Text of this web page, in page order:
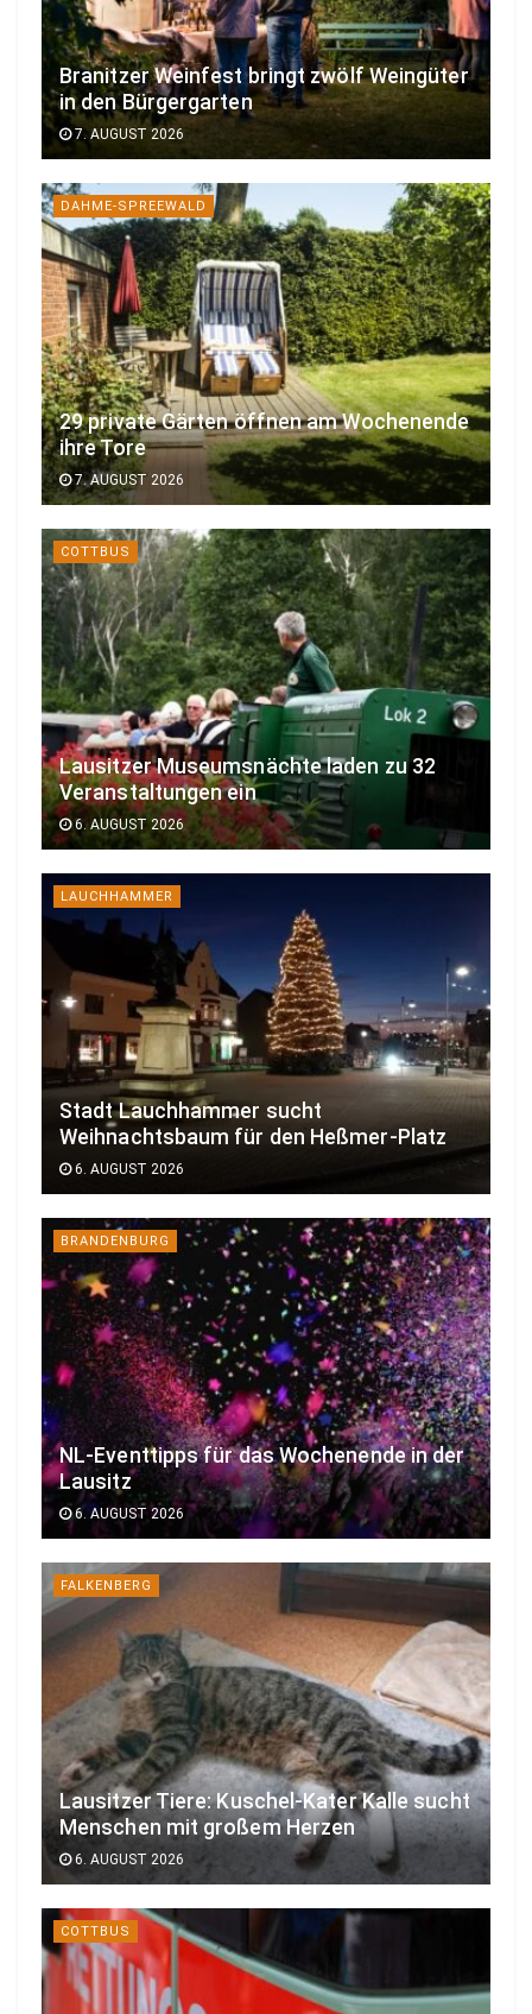
Branitzer Weinfest bringt zwölf Weingüter
in den Bürgergarten
7. AUGUST 2026
DAHME-SPREEWALD
29 private Gärten öffnen am Wochenende
ihre Tore
7. AUGUST 2026
COTTBUS
Lausitzer Museumsnächte laden zu 32
Veranstaltungen ein
6. AUGUST 2026
LAUCHHAMMER
Stadt Lauchhammer sucht
Weihnachtsbaum für den Heßmer-Platz
6. AUGUST 2026
BRANDENBURG
NL-Eventtipps für das Wochenende in der
Lausitz
6. AUGUST 2026
FALKENBERG
Lausitzer Tiere: Kuschel-Kater Kalle sucht
Menschen mit großem Herzen
6. AUGUST 2026
COTTBUS